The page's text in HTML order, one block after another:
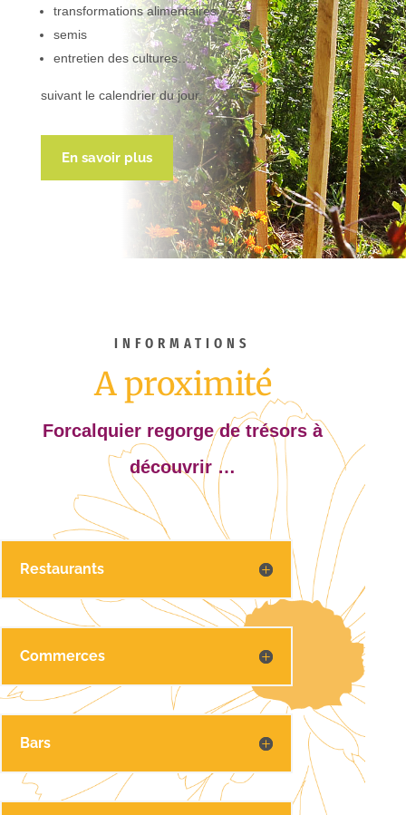
transformations alimentaires
semis
entretien des cultures…
suivant le calendrier du jour.
En savoir plus
INFORMATIONS
A proximité
Forcalquier regorge de trésors à
découvrir …
Restaurants
Commerces
Bars